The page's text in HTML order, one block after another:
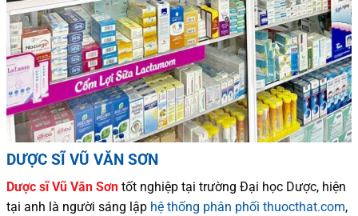
DƯỢC SĨ VŨ VĂN SƠN
Dược sĩVũ Văn Sơn tốt nghiệp tại trường Đại học Dược, hiện
tại anh là người sáng lập hệ thống phân phối thuocthat.com,